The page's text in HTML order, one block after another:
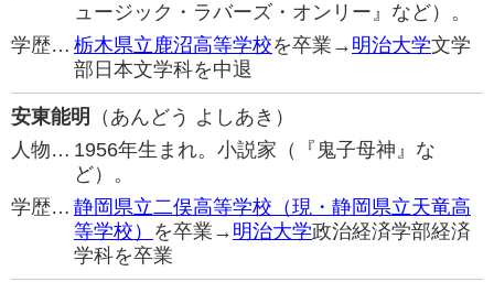
ュージック・ラバーズ・オンリー』など）。
学歴… 栃木県立鹿沼高等学校を卒業→ 明治大学文学
部日本文学科を中退
安東能明
（あんどう よしあき）
人物… 1956年生まれ。小説家（『鬼子母神』な
ど）。
学歴… 静岡県立二俣高等学校（現・静岡県立天竜高
等学校） を卒業→ 明治大学政治経済学部経済
学科を卒業